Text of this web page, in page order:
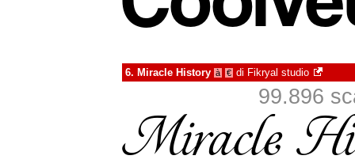
6. Miracle History à € di Fikryal studio
99.896